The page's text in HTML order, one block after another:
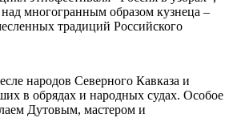
многогранным образом кузнеца –
традиций Российского
народов Северного Кавказа и
в обрядах и народных судах. Особое
Дутовым, мастером и